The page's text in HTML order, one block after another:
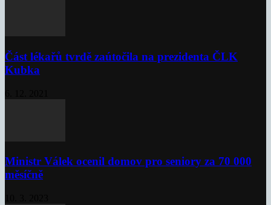
Část lékařů tvrdě zaútočila na prezidenta ČLK
Kubka
Ministr Válek ocenil domov pro seniory za 70 000
měsíčně